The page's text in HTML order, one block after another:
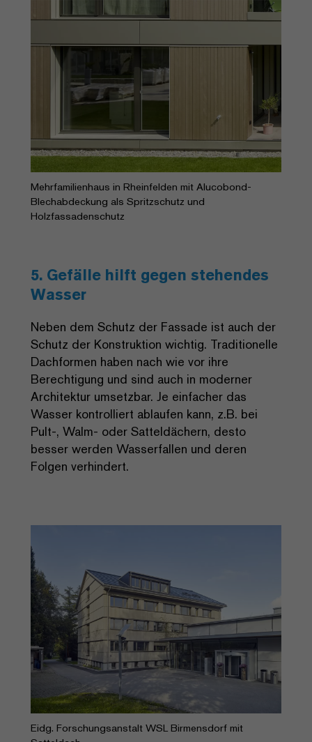
Mehrfamilienhaus in Rheinfelden mit Alucobond-
Blechabdeckung als Spritzschutz und
Holzfassadenschutz
5. Gefälle hilft gegen stehendes
Wasser
Neben dem Schutz der Fassade ist auch der
Schutz der Konstruktion wichtig. Traditionelle
Dachformen haben nach wie vor ihre
Berechtigung und sind auch in moderner
Architektur umsetzbar. Je einfacher das
Wasser kontrolliert ablaufen kann, z.B. bei
Pult-, Walm- oder Satteldächern, desto
besser werden Wasserfallen und deren
Folgen verhindert.
Eidg. Forschungsanstalt WSL Birmensdorf mit